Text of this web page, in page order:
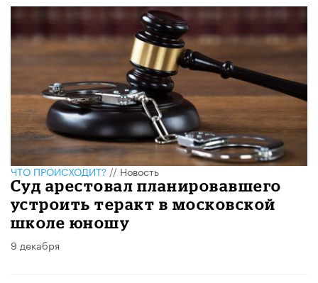
ЧТО ПРОИСХОДИТ?//Новость
Суд арестовал планировавшего
устроить теракт в московской
школе юношу
9 декабря